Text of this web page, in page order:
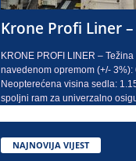
o
Krone Profi Liner
KRONE PROFI LINER –
navedenom opremom (+/- 3%):
Neopterećena visina sedla:
spoljni ram za univerzalno
NAJNOVIJA VIJEST